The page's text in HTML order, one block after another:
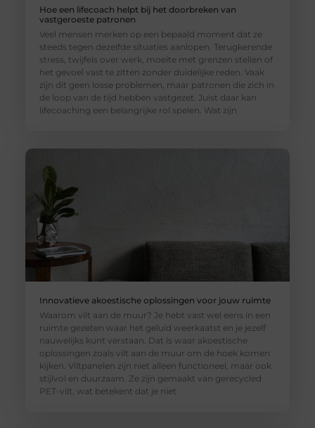
Hoe een lifecoach helpt bij het doorbreken van
vastgeroeste patronen
Veel mensen merken op een bepaald moment dat ze
steeds tegen dezelfde situaties aanlopen. Terugkerende
stress, twijfels over werk, moeite met grenzen stellen of
het gevoel vast te zitten zonder duidelijke reden. Vaak
zijn dit geen losse problemen, maar patronen die zich in
de loop van de tijd hebben vastgezet. Juist daar kan
lifecoaching een belangrijke rol spelen. Wat zijn
Innovatieve akoestische oplossingen voor jouw ruimte
Waarom vilt aan de muur? Je hebt vast wel eens in een
ruimte gezeten waar het geluid weerkaatst en je jezelf
nauwelijks kunt verstaan. Dat is waar akoestische
oplossingen zoals vilt aan de muur om de hoek komen
kijken. Viltpanelen zijn niet alleen functioneel, maar ook
stijlvol en duurzaam. Ze zijn gemaakt van gerecycled
PET-vilt, wat betekent dat je niet